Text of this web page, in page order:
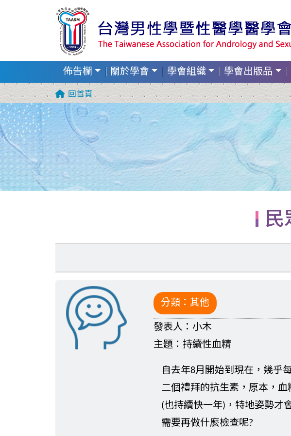
佈告欄 關於學會 學會組織 學會出版品
回首頁
民
分類： 其他
發表人： 小木
主題： 持續性血精
自去年8月開始到現在，幾乎
二個禮拜的抗生素，原本，
(也持續快一年)，特地姿勢才
需要再做什麼檢查呢?